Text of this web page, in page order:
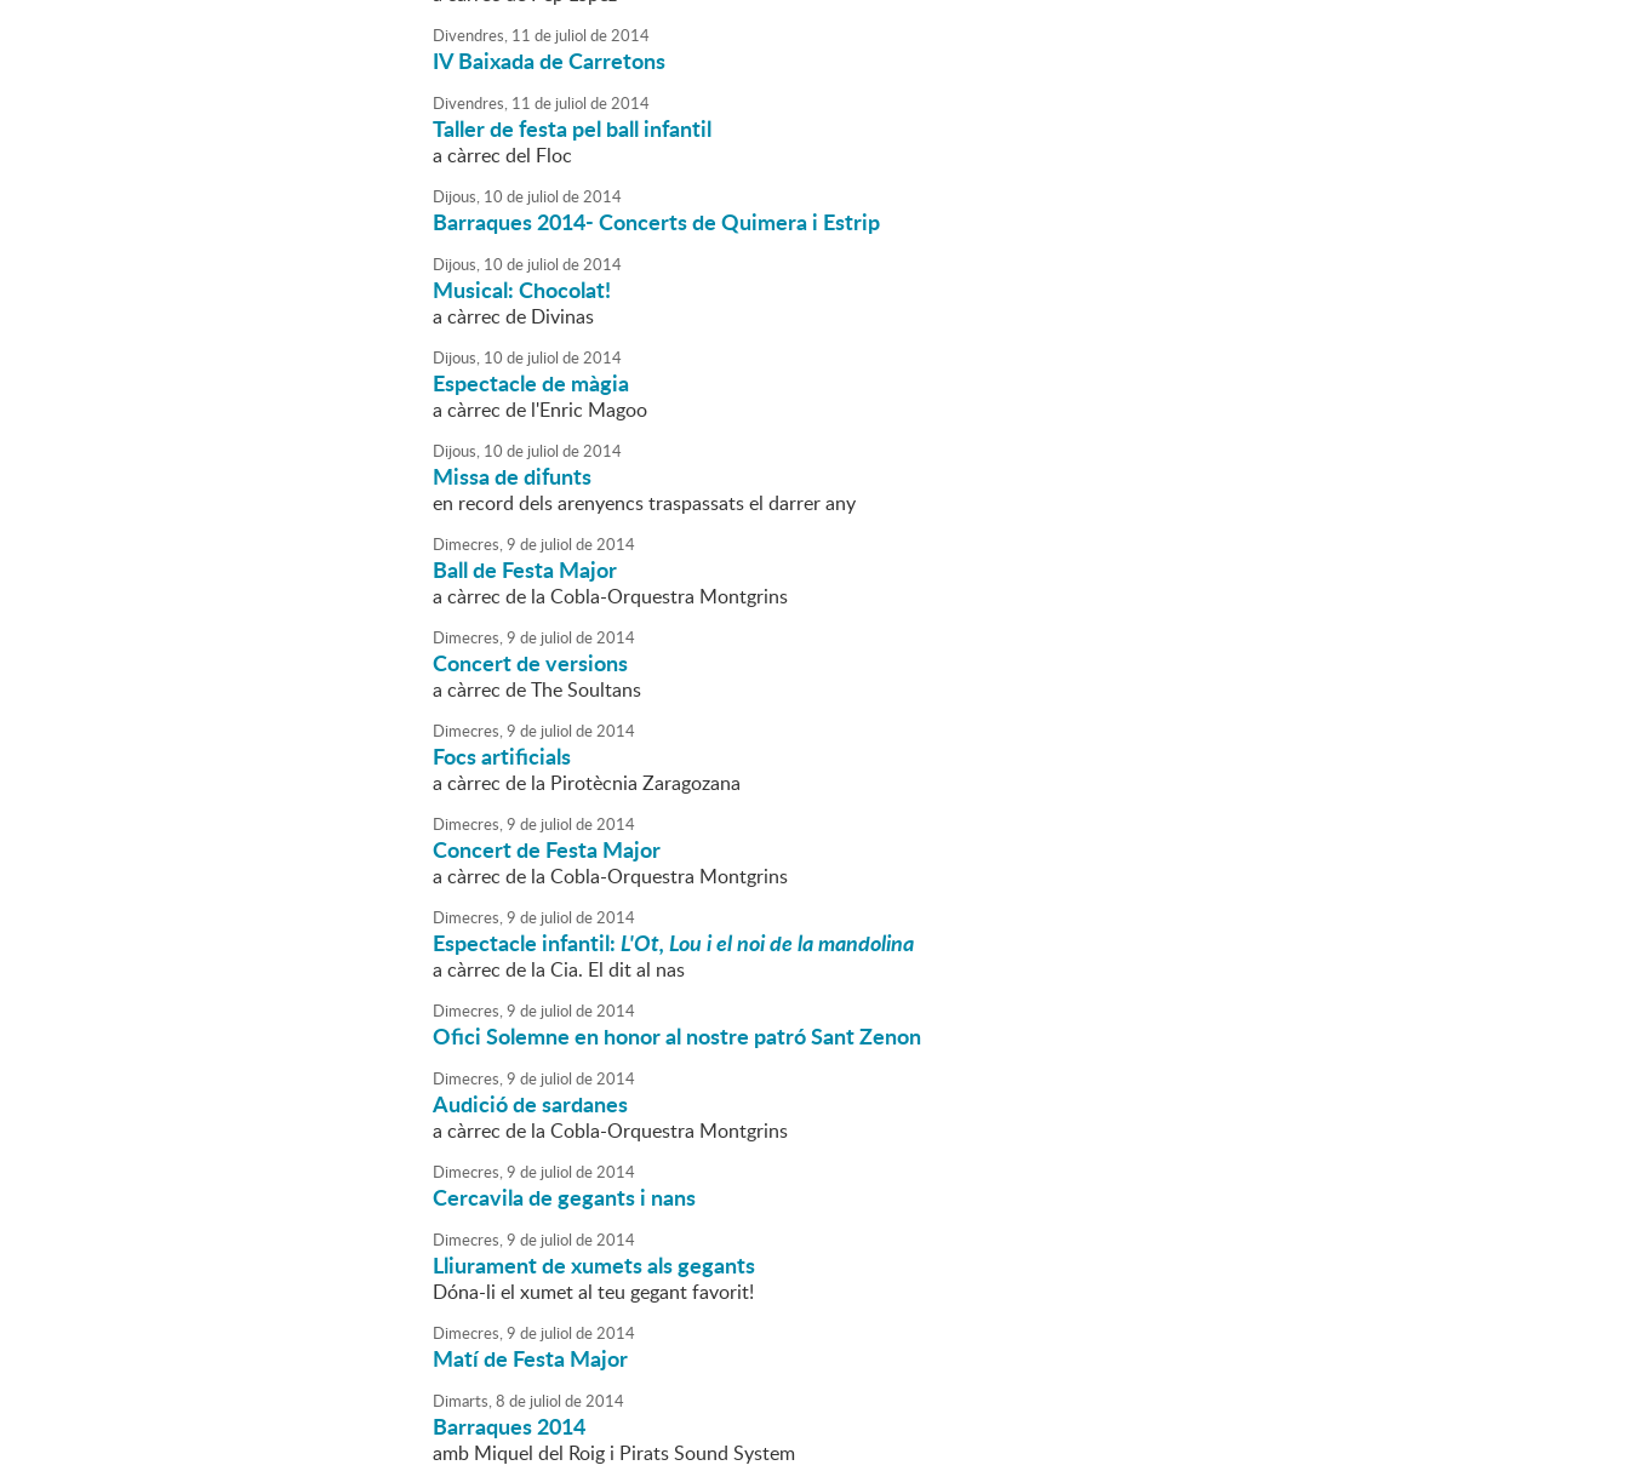
Divendres, 11 de juliol de2014
IV Baixada de Carretons
Divendres, 11 de juliol de2014
Taller de festa pel ball infantil
a càrrec del Floc
Dijous, 10 de juliol de2014
Barraques 2014- Concerts de Quimera i Estrip
Dijous, 10 de juliol de2014
Musical: Chocolat!
a càrrec de Divinas
Dijous, 10 de juliol de2014
Espectacle de màgia
a càrrec de l'Enric Magoo
Dijous, 10 de juliol de2014
Missa de difunts
en record dels arenyencs traspassats el darrer any
Dimecres,9 de juliol de2014
Ball de Festa Major
a càrrec de la Cobla-Orquestra Montgrins
Dimecres,9 de juliol de2014
Concert de versions
a càrrec de The Soultans
Dimecres,9 de juliol de2014
Focs artificials
a càrrec de la Pirotècnia Zaragozana
Dimecres,9 de juliol de2014
Concert de Festa Major
a càrrec de la Cobla-Orquestra Montgrins
Dimecres,9 de juliol de2014
Espectacle infantil:L'Ot, Lou i el noi de la mandolina
a càrrec de la Cia. El dit al nas
Dimecres,9 de juliol de2014
Ofici Solemne en honor al nostre patró Sant Zenon
Dimecres,9 de juliol de2014
Audició de sardanes
a càrrec de la Cobla-Orquestra Montgrins
Dimecres,9 de juliol de2014
Cercavila de gegants i nans
Dimecres,9 de juliol de2014
Lliurament de xumets als gegants
Dóna-li el xumet al teu gegant favorit!
Dimecres,9 de juliol de2014
Matí de Festa Major
Dimarts,8 de juliol de2014
Barraques 2014
amb Miquel del Roig i Pirats Sound System